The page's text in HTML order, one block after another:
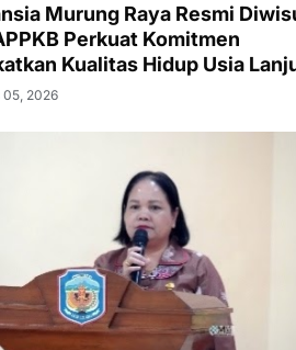
Murung Raya Resmi
Perkuat Komitmen
Kualitas Hidup Usia
05, 2026